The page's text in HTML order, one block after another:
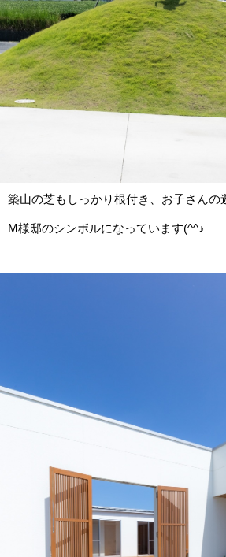
築山の芝もしっかり根付き、お子さんの
M様邸のシンボルになっています(^^♪